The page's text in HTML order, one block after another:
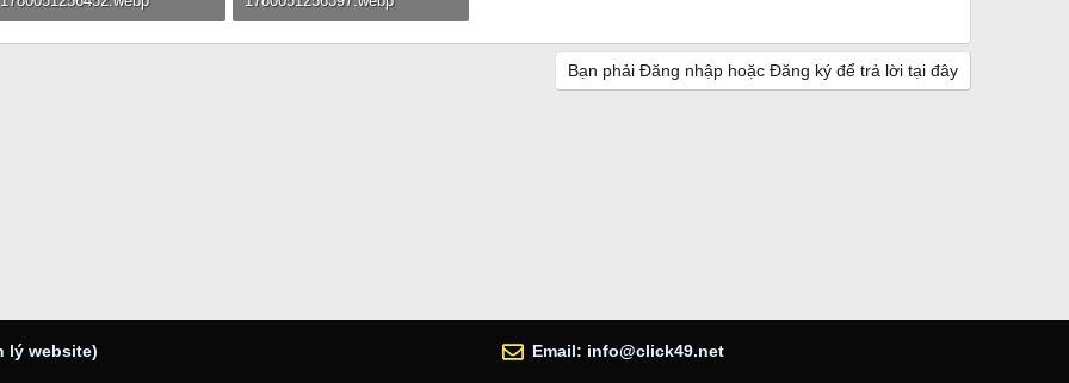
83.3 KB · Đọc: 44 34.2 KB · Đọc: 42
Bạn phải Đăng nhập hoặc Đăng ký để trả lời tại đây
lý website) Email: info@click49.net